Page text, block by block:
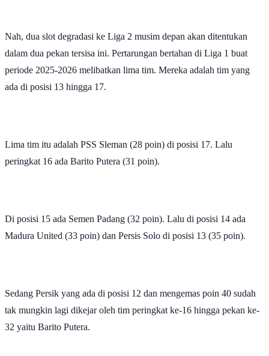
Nah, dua slot degradasi ke Liga 2 musim depan akan ditentukan
dalam dua pekan tersisa ini. Pertarungan bertahan di Liga 1 buat
periode 2025-2026 melibatkan lima tim. Mereka adalah tim yang
ada di posisi 13 hingga 17.
Lima tim itu adalah PSS Sleman (28 poin) di posisi 17. Lalu
peringkat 16 ada Barito Putera (31 poin).
Di posisi 15 ada Semen Padang (32 poin). Lalu di posisi 14 ada
Madura United (33 poin) dan Persis Solo di posisi 13 (35 poin).
Sedang Persik yang ada di posisi 12 dan mengemas poin 40 sudah
tak mungkin lagi dikejar oleh tim peringkat ke-16 hingga pekan ke-
32 yaitu Barito Putera.